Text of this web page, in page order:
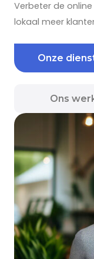
Verbeter de
lokaal meer
Onze
Ons